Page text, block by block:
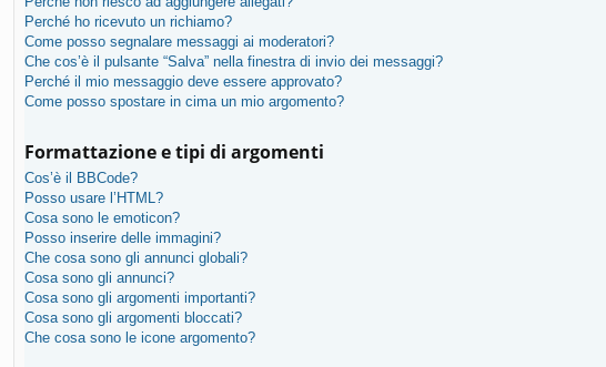
Perché ho ricevuto un richiamo?
Come posso segnalare messaggi ai moderatori?
Che cos’è il pulsante “Salva” nella finestra di invio dei messaggi?
Perché il mio messaggio deve essere approvato?
Come posso spostare in cima un mio argomento?
Formattazione e tipi di argomenti
Cos’è il BBCode?
Posso usare l’HTML?
Cosa sono le emoticon?
Posso inserire delle immagini?
Che cosa sono gli annunci globali?
Cosa sono gli annunci?
Cosa sono gli argomenti importanti?
Cosa sono gli argomenti bloccati?
Che cosa sono le icone argomento?